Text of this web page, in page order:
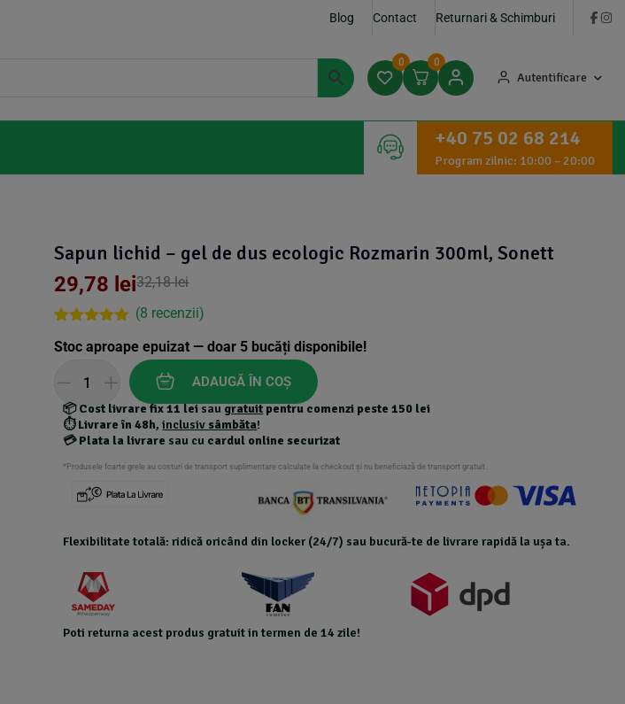
Blog Contact Returnari & Schimburi
0 0
Autentificare
+40 75 02 68 214
Program zilnic: 10:00 – 20:00
Sapun lichid – gel de dus ecologic Rozmarin 300ml, Sonett
32,18lei
29,78 lei
out of 5
customer
ratings
(8 recenzii)
Stoc aproape epuizat — doar 5 bucăți disponibile!
ADAUGĂ ÎN COȘ
📦Cost livrare fix 11 leisaugratuitpentru comenzi peste 150 lei
⏱️Livrare în 48h,inclusiv sâmbăta!
💳Plata la livrare sau cu cardul online securizat
*Produsele foarte grele au costuri de transport suplimentare calculate la checkout și nu beneficiază de transport gratuit.
Flexibilitate totală: ridică oricând din locker (24/7) sau bucură-te de livrare rapidă la ușa ta.
Poti returna acest produs gratuit in termen de 14 zile!